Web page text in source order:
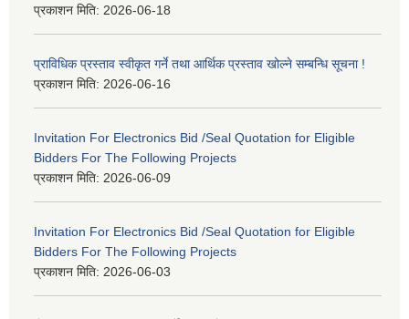
प्रकाशन मिति: 2026-06-18
प्राविधिक प्रस्ताव स्वीकृत गर्ने तथा आर्थिक प्रस्ताव खोल्ने सम्बन्धि सूचना !
प्रकाशन मिति: 2026-06-16
Invitation For Electronics Bid /Seal Quotation for Eligible
Bidders For The Following Projects
प्रकाशन मिति: 2026-06-09
Invitation For Electronics Bid /Seal Quotation for Eligible
Bidders For The Following Projects
प्रकाशन मिति: 2026-06-03